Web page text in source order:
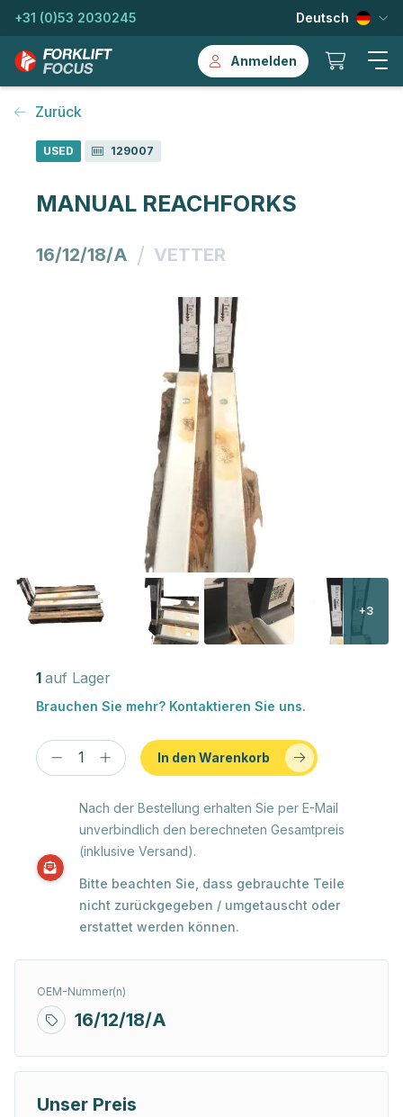
+31 (0)53 2030245 Deutsch
Anmelden
Zurück
USED 129007
MANUAL REACHFORKS
16/12/18/A / VETTER
+3
1 auf Lager
Brauchen Sie mehr? Kontaktieren Sie uns.
In den Warenkorb
Nach der Bestellung erhalten Sie per E-Mail
unverbindlich den berechneten Gesamtpreis
(inklusive Versand).
Bitte beachten Sie, dass gebrauchte Teile
nicht zurückgegeben / umgetauscht oder
erstattet werden können.
OEM-Nummer(n)
16/12/18/A
Unser Preis